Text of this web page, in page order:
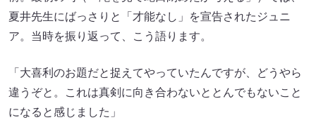
夏井先生にばっさりと「才能なし」を宣告されたジュニ
ア。当時を振り返って、こう語ります。
「大喜利のお題だと捉えてやっていたんですが、どうやら
違うぞと。これは真剣に向き合わないととんでもないこと
になると感じました」